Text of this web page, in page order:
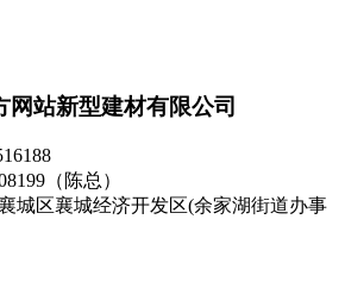
站新型建材有限公司
（陈总）
城区襄城经济开发区(余家湖街道办事